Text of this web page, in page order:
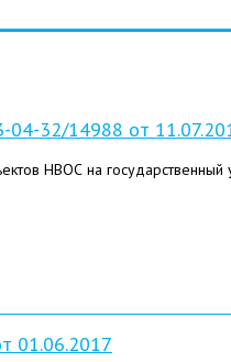
32/14988 от
НВОС на государственный
01.06.2017